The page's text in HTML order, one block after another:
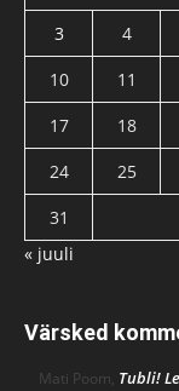
3
4
10
11
17
18
24
25
31
« juuli
Värsked
Mati Poom, Tubli!